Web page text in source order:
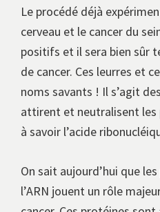
Le procédé déjà
cerveau et le cancer du
positifs et il sera bien sûr
de cancer. Ces leurres et
noms savants ! Il s’agit
attirent et neutralisent les
à savoir l’acide
On sait aujourd’hui que
l’ARN jouent un rôle